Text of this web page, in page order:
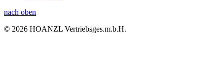
nach oben
© 2026 HOANZL Vertriebsges.m.b.H.